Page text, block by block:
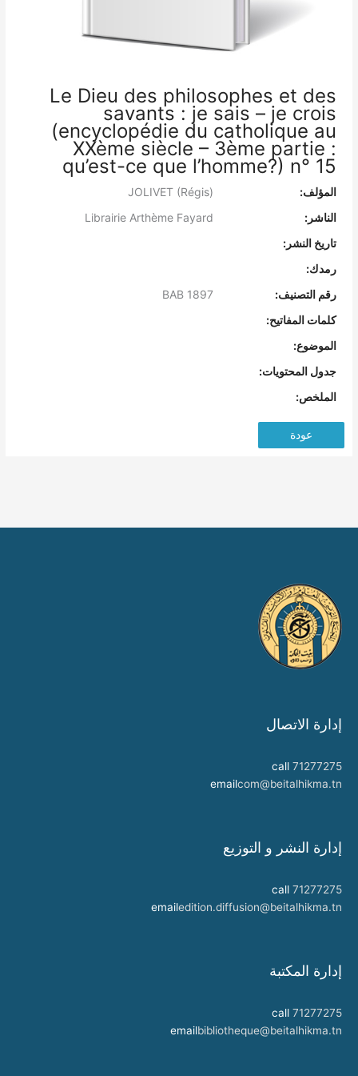
Le Dieu des philosophes et des
savants : je sais – je crois
(encyclopédie du catholique au
XXème siècle – 3ème partie :
qu’est-ce que l’homme?) n° 15
المؤلف:
الناشر:
تاريخ النشر:
رمدك:
رقم التصنيف:
كلمات المفاتيح:
الموضوع:
جدول المحتويات:
الملخص:
عودة
إدارة الاتصال
call 71277275
emailcom@beitalhikma.tn
إدارة النشر و التوزيع
call 71277275
emailedition.diffusion@beitalhikma.tn
إدارة المكتبة
call 71277275
emailbibliotheque@beitalhikma.tn